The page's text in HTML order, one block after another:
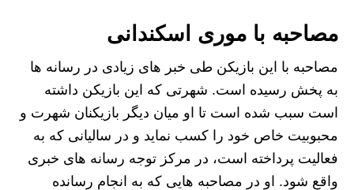
مصاحبه با موری اسکندانی
مصاحبه با این بازیکن طی خبر های زیادی در رسانه ها
به پخش رسیده است. شهرتی که این بازیکن داشته
است سبب شده است تا او میان دیگر بازیکنان شهرت و
محبوبیت خاص خود را کسب نماید و در سالیانی که به
فعالیت پرداخته است، در مرکز توجه رسانه های خبری
واقع شود. او در مصاحبه هایی که به انجام رسانده